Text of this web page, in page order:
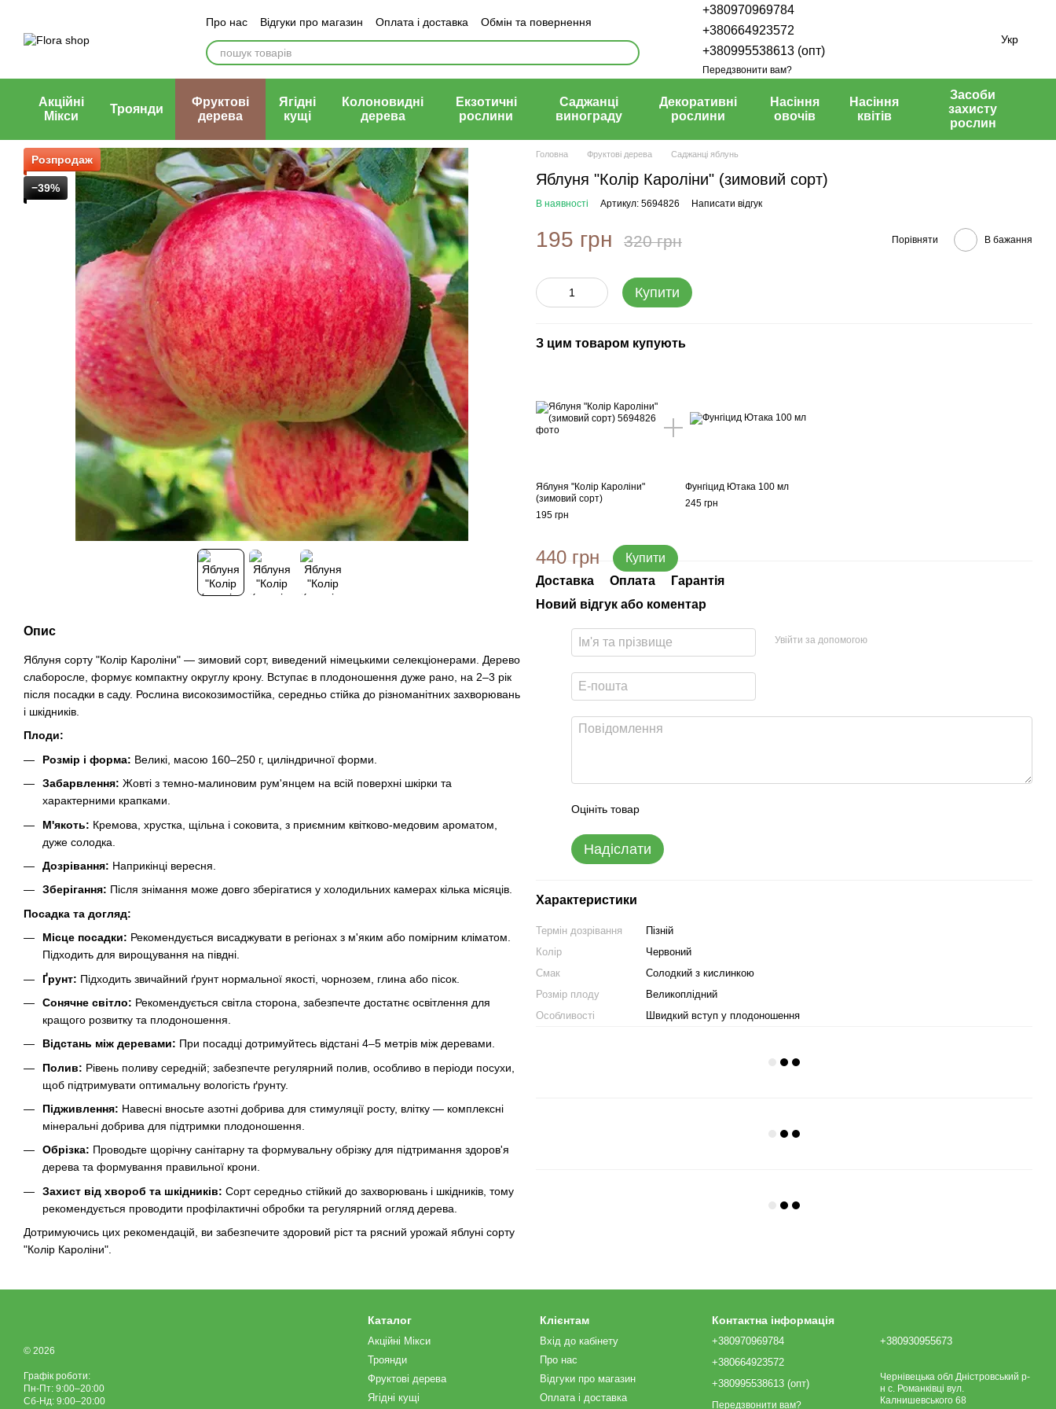
Про нас Відгуки про магазин Оплата і доставка
Обмін та повернення
Блог магазину
Публічний договір (оферта)
+380970969784
+380664923572
+380995538613 (опт)
Передзвонити вам?
Укр
Акційні
Мікси
Троянди
Фруктові
дерева
Ягідні
кущі
Колоновидні
дерева
Екзотичні
рослини
Саджанці
винограду
Декоративні
рослини
Насіння
овочів
Насіння
квітів
Засоби
захисту
рослин
Розпродаж
−39%
Опис
Яблуня сорту "Колір Кароліни" — зимовий сорт, виведений німецькими селекціонерами. Дерево
слаборосле, формує компактну округлу крону. Вступає в плодоношення дуже рано, на 2–3 рік
після посадки в саду. Рослина високозимостійка, середньо стійка до різноманітних захворювань
і шкідників.
Плоди:
Розмір і форма: Великі, масою 160–250 г, циліндричної форми.
Забарвлення: Жовті з темно-малиновим рум'янцем на всій поверхні шкірки та
характерними крапками.
М'якоть: Кремова, хрустка, щільна і соковита, з приємним квітково-медовим ароматом,
дуже солодка.
Дозрівання: Наприкінці вересня.
Зберігання: Після знімання може довго зберігатися у холодильних камерах кілька місяців.
Посадка та догляд:
Місце посадки: Рекомендується висаджувати в регіонах з м'яким або помірним кліматом.
Підходить для вирощування на півдні.
Ґрунт: Підходить звичайний ґрунт нормальної якості, чорнозем, глина або пісок.
Сонячне світло: Рекомендується світла сторона, забезпечте достатнє освітлення для
кращого розвитку та плодоношення.
Відстань між деревами: При посадці дотримуйтесь відстані 4–5 метрів між деревами.
Полив: Рівень поливу середній; забезпечте регулярний полив, особливо в періоди посухи,
щоб підтримувати оптимальну вологість ґрунту.
Підживлення: Навесні вносьте азотні добрива для стимуляції росту, влітку — комплексні
мінеральні добрива для підтримки плодоношення.
Обрізка: Проводьте щорічну санітарну та формувальну обрізку для підтримання здоров'я
дерева та формування правильної крони.
Захист від хвороб та шкідників: Сорт середньо стійкий до захворювань і шкідників, тому
рекомендується проводити профілактичні обробки та регулярний огляд дерева.
Дотримуючись цих рекомендацій, ви забезпечите здоровий ріст та рясний урожай яблуні сорту
"Колір Кароліни".
Головна Фруктові дерева Саджанці яблунь
Яблуня "Колір Кароліни" (зимовий сорт)
В наявності Артикул: 5694826 Написати відгук
195 грн 320 грн Порівняти В бажання
Купити
З цим товаром купують
Яблуня "Колір Кароліни"
(зимовий сорт)
195 грн
Фунгіцид Ютака 100 мл
245 грн
440 грн
Купити
Доставка
Оплата
Гарантія
Новий відгук або коментар
Увійти за допомогою
Оцініть товар
Надіслати
Характеристики
Термін дозрівання
Пізній
Колір
Червоний
Смак
Солодкий з кислинкою
Розмір плоду
Великоплідний
Особливості
Швидкий вступ у плодоношення
© 2026
Графік роботи:
Пн-Пт: 9:00–20:00
Сб-Нд: 9:00–20:00
Каталог
Акційні Мікси
Троянди
Фруктові дерева
Ягідні кущі
Клієнтам
Вхід до кабінету
Про нас
Відгуки про магазин
Оплата і доставка
Контактна інформація
+380970969784
+380664923572
+380995538613 (опт)
Передзвонити вам?
+380930955673
Чернівецька обл Дністровський р-
н с. Романківці вул.
Калнишевського 68